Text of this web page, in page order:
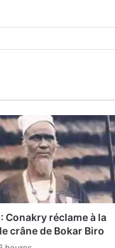
Conakry réclame à la
crâne de Bokar Biro